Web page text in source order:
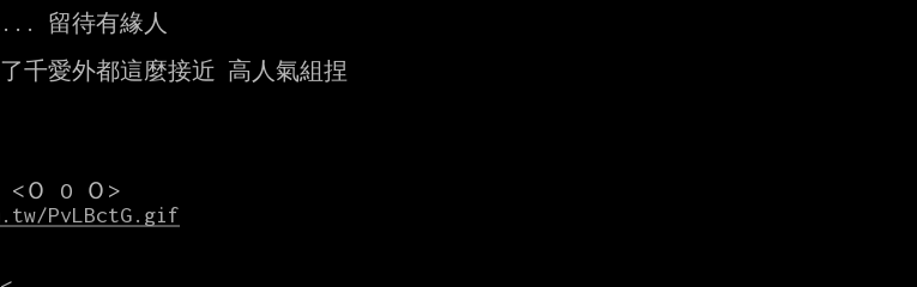
... 留待有緣人
千愛外都這麼接近 高人氣組捏
PvLBctG.gif